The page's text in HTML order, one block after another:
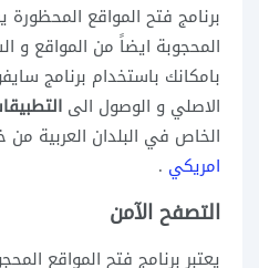
برنامج فتح المواقع المحظورة
المحجوبة ايضاً من المواقع و
بامكانك باستخدام برنامج
الاصلي و الوصول الى
الخاص في البلدان العربية من
امريكي .
التصفح الآمن